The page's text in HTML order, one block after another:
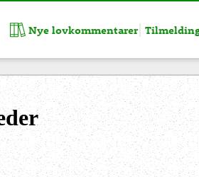
Nye lovkommentarer